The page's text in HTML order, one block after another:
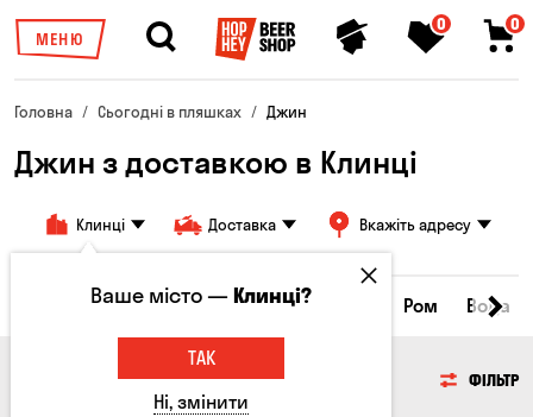
МЕНЮ
0 0
Головна Сьогодні в пляшках Джин
Джин з доставкою в Клинці
Клинці Доставка Вкажіть адресу
Коньяки та бренді Джин Ром Вода
ФІЛЬТР
Ваше місто —Клинці?
ТАК
Ні, змінити